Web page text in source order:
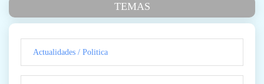
TEMAS
Actualidades / Politica